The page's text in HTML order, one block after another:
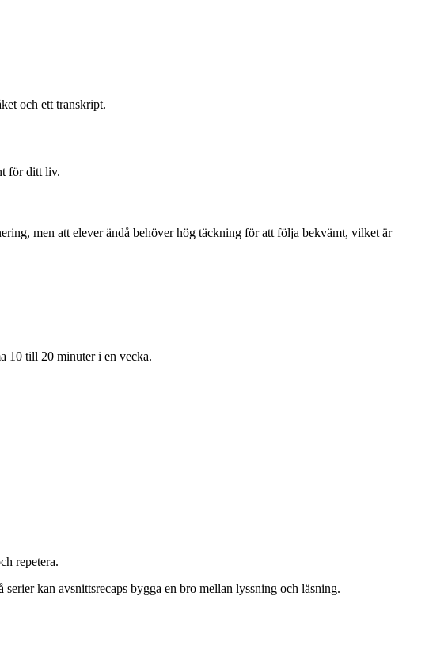
och ett transkript.
för ditt liv.
men att elever ändå behöver hög täckning för att följa bekvämt, vilket är
10 till 20 minuter i en vecka.
repetera.
kan avsnittsrecaps bygga en bro mellan lyssning och läsning.